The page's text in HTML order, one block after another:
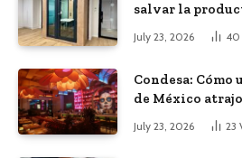
salvar la
July 23, 2026 40
Condesa: Cómo
de México
remotos de
July 23, 2026 23